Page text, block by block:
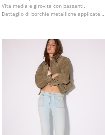
Vita media e girovita con passanti.
Dettaglio di borchie metalliche applicate